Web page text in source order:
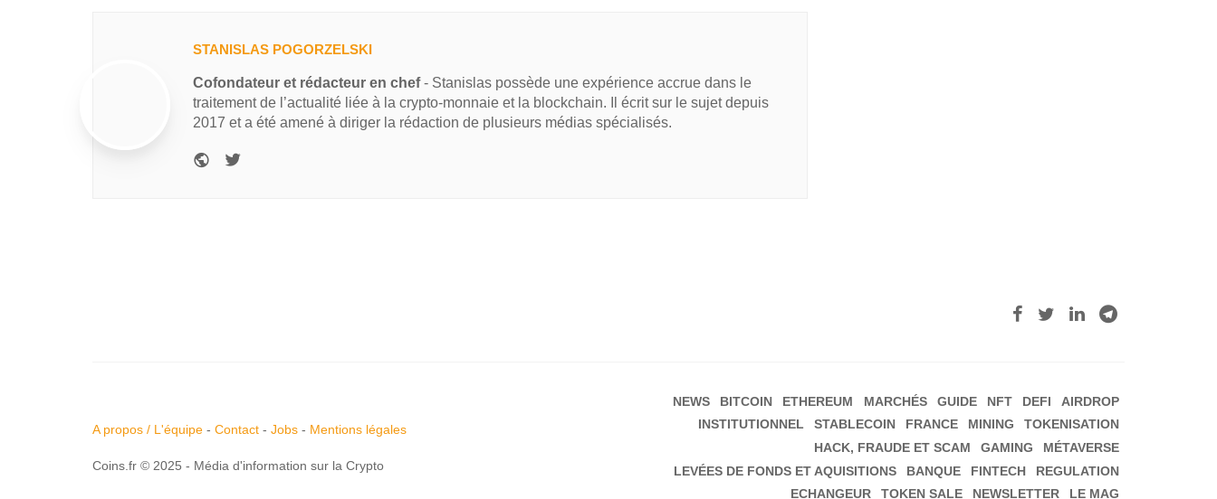
STANISLAS POGORZELSKI
Cofondateur et rédacteur en chef- Stanislas possède une expérience accrue dans le
traitement de l’actualité liée à la crypto-monnaie et la blockchain. Il écrit sur le sujet depuis
2017 et a été amené à diriger la rédaction de plusieurs médias spécialisés.
A propos / L'équipe - Contact - Jobs - Mentions légales
Coins.fr © 2025 - Média d'information sur la Crypto
NEWS BITCOIN ETHEREUM MARCHÉS GUIDE NFT DEFI
AIRDROP
INSTITUTIONNEL
STABLECOIN FRANCE MINING
TOKENISATION
HACK, FRAUDE ET SCAM
GAMING
MÉTAVERSE
LEVÉES DE FONDS ET AQUISITIONS
BANQUE FINTECH
REGULATION
ECHANGEUR
TOKEN SALE NEWSLETTER LE MAG